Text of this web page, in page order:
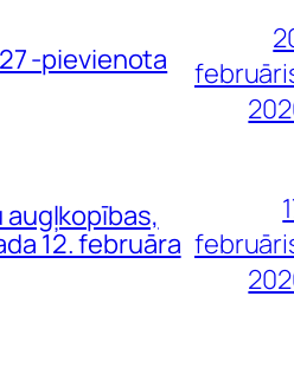
-pievienota
12. februāra